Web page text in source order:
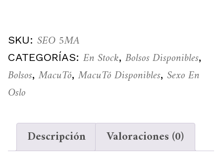
SKU: SEO 5MA
CATEGORÍAS: En Stock, Bolsos Disponibles,
Bolsos,MacuTó,MacuTó Disponibles, Sexo En
Oslo
Descripción Valoraciones (0)